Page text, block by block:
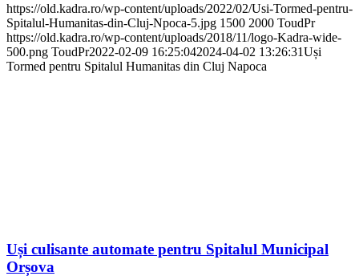
https://old.kadra.ro/wp-content/uploads/2022/02/Usi-Tormed-pentru-
Spitalul-Humanitas-din-Cluj-Npoca-5.jpg 1500 2000 ToudPr
https://old.kadra.ro/wp-content/uploads/2018/11/logo-Kadra-wide-
500.png ToudPr2022-02-09 16:25:042024-04-02 13:26:31Uși
Tormed pentru Spitalul Humanitas din Cluj Napoca
Uși culisante automate pentru Spitalul Municipal
Orșova